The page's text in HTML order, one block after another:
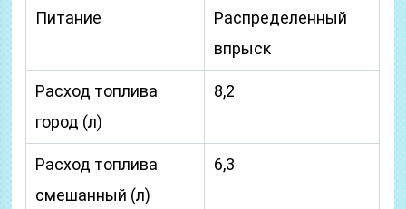
Питание
Распределенный
впрыск
Расход топлива
город (л)
8,2
Расход топлива
смешанный (л)
6,3